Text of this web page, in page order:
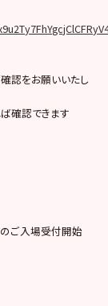
認をお願いいたし
確認できます
ご入場受付開始